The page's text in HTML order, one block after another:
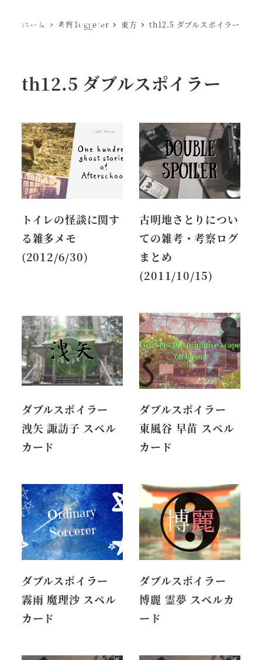
Ewig Leere MENU
ホーム 考察Toggeter 東方 th12.5 ダブルスポイラー
th12.5 ダブルスポイラー
トイレの怪談に関す
る雑多メモ
(2012/6/30)
古明地さとりについ
ての雑考・考察ログ
まとめ
(2011/10/15)
ダブルスポイラー
洩矢 諏訪子 スペル
カード
ダブルスポイラー
東風谷 早苗 スペル
カード
ダブルスポイラー
霧雨 魔理沙 スペル
カード
ダブルスポイラー
博麗 霊夢 スペルカ
ード